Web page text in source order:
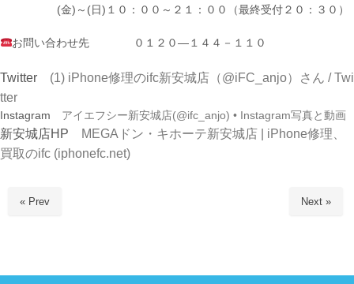
(金)～(日)１０：００～２１：００（最終受付２０：３０）
お問い合わせ先 ０１２０―１４４－１１０
Twitter (1) iPhone修理のifc新安城店（@iFC_anjo）さん / Twi
tter
Instagram アイエフシー新安城店(@ifc_anjo) • Instagram写真と動画
新安城店HP
MEGAドン・キホーテ新安城店 | iPhone修理、
買取のifc (iphonefc.net)
« Prev Next »